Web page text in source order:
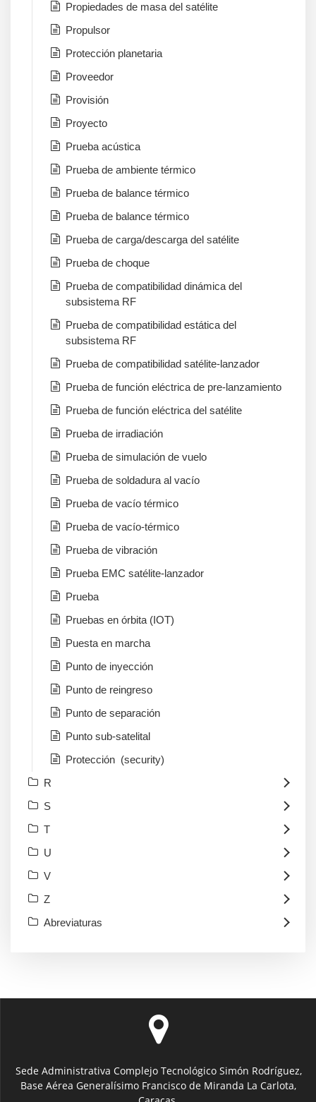
Propiedades de masa del satélite
Propulsor
Protección planetaria
Proveedor
Provisión
Proyecto
Prueba acústica
Prueba de ambiente térmico
Prueba de balance térmico
Prueba de balance térmico
Prueba de carga/descarga del satélite
Prueba de choque
Prueba de compatibilidad dinámica del
subsistema RF
Prueba de compatibilidad estática del
subsistema RF
Prueba de compatibilidad satélite-lanzador
Prueba de función eléctrica de pre-lanzamiento
Prueba de función eléctrica del satélite
Prueba de irradiación
Prueba de simulación de vuelo
Prueba de soldadura al vacío
Prueba de vacío térmico
Prueba de vacío-térmico
Prueba de vibración
Prueba EMC satélite-lanzador
Prueba
Pruebas en órbita (IOT)
Puesta en marcha
Punto de inyección
Punto de reingreso
Punto de separación
Punto sub-satelital
Protección (security)
R
S
T
U
V
Z
Abreviaturas
Sede Administrativa Complejo Tecnológico Simón Rodríguez,
Base Aérea Generalísimo Francisco de Miranda La Carlota,